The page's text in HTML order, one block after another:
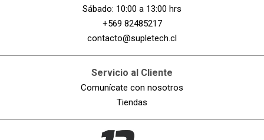
Sábado: 10:00 a 13:00 hrs
+569 82485217
contacto@supletech.cl
Servicio al Cliente
Comunícate con nosotros
Tiendas